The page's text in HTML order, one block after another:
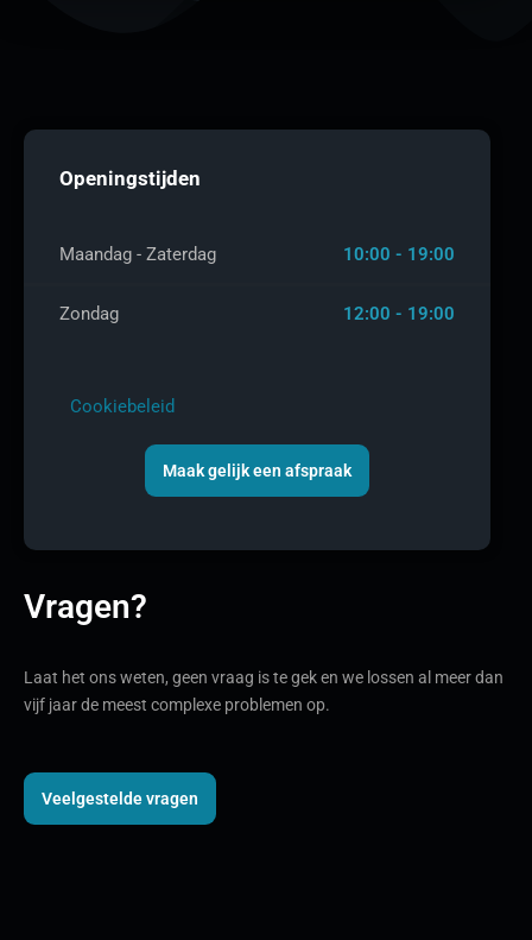
Openingstijden
Maandag - Zaterdag 10:00 - 19:00
Zondag 12:00 - 19:00
Cookiebeleid
Maak gelijk een afspraak
Vragen?
Laat het ons weten, geen vraag is te gek en we lossen al meer dan
vijf jaar de meest complexe problemen op.
Veelgestelde vragen